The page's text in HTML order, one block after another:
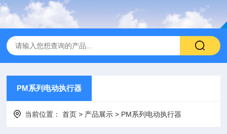
PM系列电动执行器
当前位置：首页 > 产品展示 > PM系列电动执行器